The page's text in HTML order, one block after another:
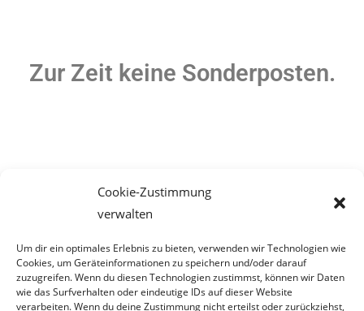
Cookie-Zustimmung
verwalten
Um dir ein optimales Erlebnis zu bieten, verwenden wir Technologien wie
Cookies, um Geräteinformationen zu speichern und/oder darauf
zuzugreifen. Wenn du diesen Technologien zustimmst, können wir Daten
wie das Surfverhalten oder eindeutige IDs auf dieser Website
verarbeiten. Wenn du deine Zustimmung nicht erteilst oder zurückziehst,
Zur Zeit keine Sonderposten.